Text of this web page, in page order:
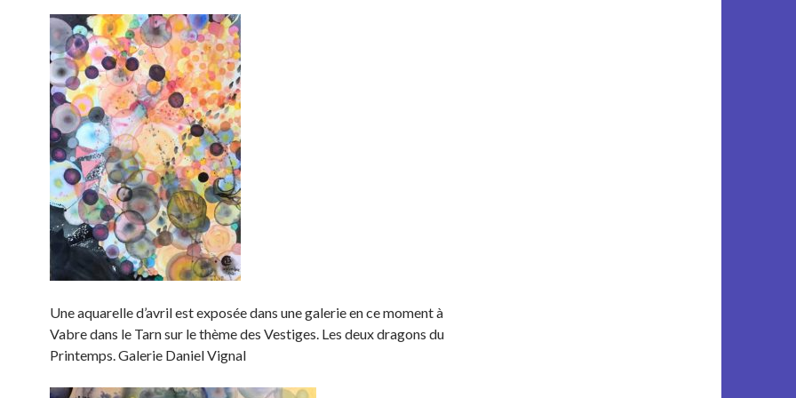
Une aquarelle d’avril est exposée dans une galerie en ce moment à
Vabre dans le Tarn sur le thème des Vestiges. Les deux dragons du
Printemps. Galerie Daniel Vignal